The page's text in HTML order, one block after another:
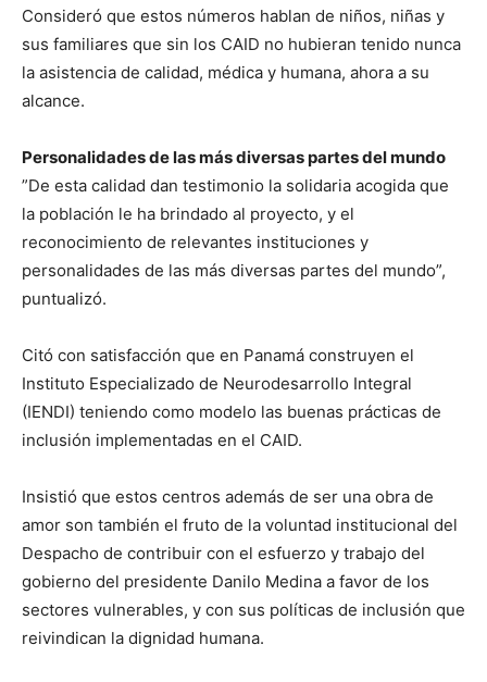
Consideró que estos números hablan de niños, niñas y
sus familiares que sin los CAID no hubieran tenido nunca
la asistencia de calidad, médica y humana, ahora a su
alcance.
Personalidades de las más diversas partes del mundo
”De esta calidad dan testimonio la solidaria acogida que
la población le ha brindado al proyecto, y el
reconocimiento de relevantes instituciones y
personalidades de las más diversas partes del mundo”,
puntualizó.
Citó con satisfacción que en Panamá construyen el
Instituto Especializado de Neurodesarrollo Integral
(IENDI) teniendo como modelo las buenas prácticas de
inclusión implementadas en el CAID.
Insistió que estos centros además de ser una obra de
amor son también el fruto de la voluntad institucional del
Despacho de contribuir con el esfuerzo y trabajo del
gobierno del presidente Danilo Medina a favor de los
sectores vulnerables, y con sus políticas de inclusión que
reivindican la dignidad humana.